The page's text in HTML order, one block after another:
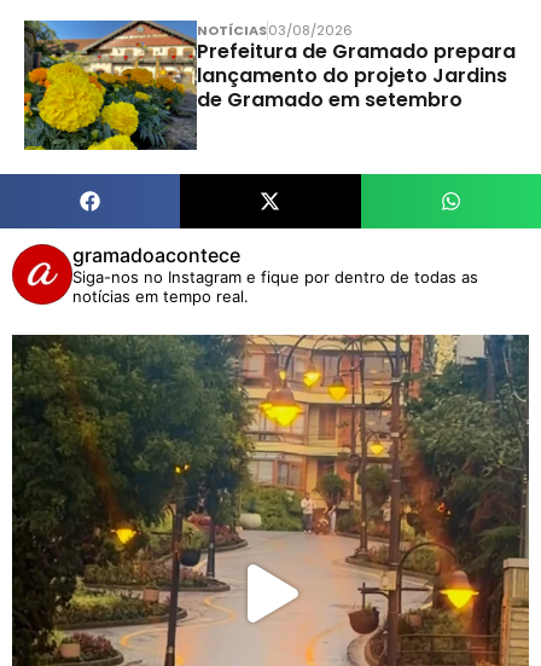
NOTÍCIAS03/08/2026
Prefeitura de Gramado prepara
lançamento do projeto Jardins
de Gramado em setembro
gramadoacontece
Siga-nos no Instagram e fique por dentro de todas as
notícias em tempo real.